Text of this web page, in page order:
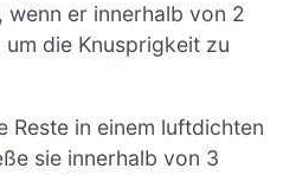
er innerhalb von 2
die Knusprigkeit zu
Reste in einem luftdichten
sie innerhalb von 3